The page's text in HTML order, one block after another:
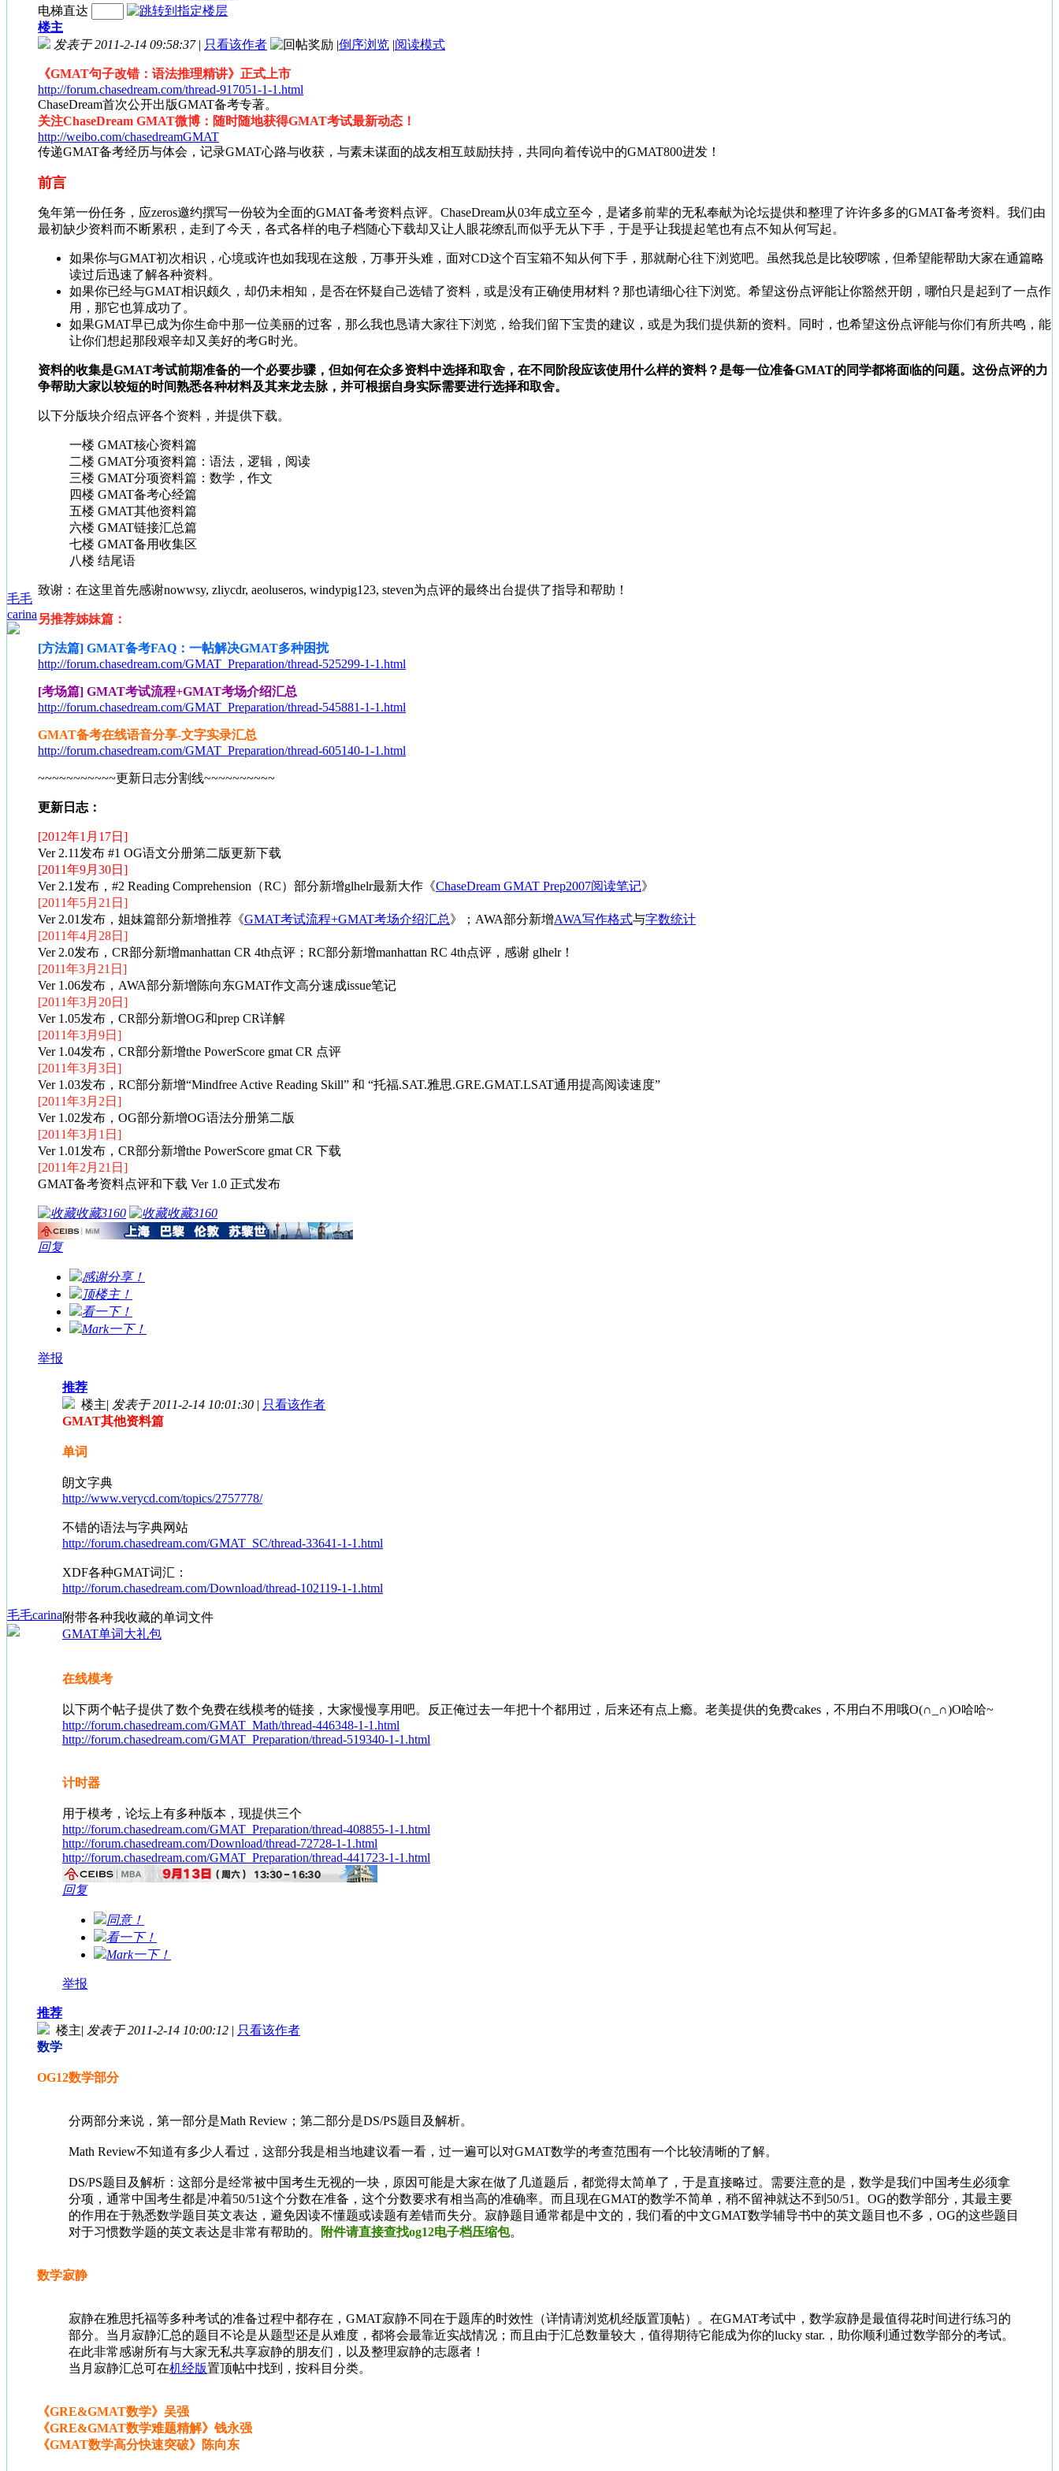
毛毛
carina
电梯直达
楼主
发表于 2011-2-14 09:58:37 | 只看该作者 |倒序浏览 |阅读模式
《GMAT句子改错：语法推理精讲》正式上市
http://forum.chasedream.com/thread-917051-1-1.html
ChaseDream首次公开出版GMAT备考专著。
关注ChaseDream GMAT微博：随时随地获得GMAT考试最新动态！
http://weibo.com/chasedreamGMAT
传递GMAT备考经历与体会，记录GMAT心路与收获，与素未谋面的战友相互鼓励扶持，共同向着传说中的GMAT800进发！
前言
兔年第一份任务，应zeros邀约撰写一份较为全面的GMAT备考资料点评。ChaseDream从03年成立至今，是诸多前辈的无私奉献为论坛提供和整理了许许多多的GMAT备考资料。我们由
最初缺少资料而不断累积，走到了今天，各式各样的电子档随心下载却又让人眼花缭乱而似乎无从下手，于是乎让我提起笔也有点不知从何写起。
如果你与GMAT初次相识，心境或许也如我现在这般，万事开头难，面对CD这个百宝箱不知从何下手，那就耐心往下浏览吧。虽然我总是比较啰嗦，但希望能帮助大家在通篇略
读过后迅速了解各种资料。
如果你已经与GMAT相识颇久，却仍未相知，是否在怀疑自己选错了资料，或是没有正确使用材料？那也请细心往下浏览。希望这份点评能让你豁然开朗，哪怕只是起到了一点作
用，那它也算成功了。
如果GMAT早已成为你生命中那一位美丽的过客，那么我也恳请大家往下浏览，给我们留下宝贵的建议，或是为我们提供新的资料。同时，也希望这份点评能与你们有所共鸣，能
让你们想起那段艰辛却又美好的考G时光。
资料的收集是GMAT考试前期准备的一个必要步骤，但如何在众多资料中选择和取舍，在不同阶段应该使用什么样的资料？是每一位准备GMAT的同学都将面临的问题。这份点评的力
争帮助大家以较短的时间熟悉各种材料及其来龙去脉，并可根据自身实际需要进行选择和取舍。
以下分版块介绍点评各个资料，并提供下载。
一楼 GMAT核心资料篇
二楼 GMAT分项资料篇：语法，逻辑，阅读
三楼 GMAT分项资料篇：数学，作文
四楼 GMAT备考心经篇
五楼 GMAT其他资料篇
六楼 GMAT链接汇总篇
七楼 GMAT备用收集区
八楼 结尾语
致谢：在这里首先感谢nowwsy, zliycdr, aeoluseros, windypig123, steven为点评的最终出台提供了指导和帮助！
另推荐姊妹篇：
[方法篇] GMAT备考FAQ：一帖解决GMAT多种困扰
http://forum.chasedream.com/GMAT_Preparation/thread-525299-1-1.html
[考场篇] GMAT考试流程+GMAT考场介绍汇总
http://forum.chasedream.com/GMAT_Preparation/thread-545881-1-1.html
GMAT备考在线语音分享-文字实录汇总
http://forum.chasedream.com/GMAT_Preparation/thread-605140-1-1.html
~~~~~~~~~~~更新日志分割线~~~~~~~~~~
更新日志：
[2012年1月17日]
Ver 2.11发布 #1 OG语文分册第二版更新下载
[2011年9月30日]
Ver 2.1发布，#2 Reading Comprehension（RC）部分新增glhelr最新大作《ChaseDream GMAT Prep2007阅读笔记》
[2011年5月21日]
Ver 2.01发布，姐妹篇部分新增推荐《GMAT考试流程+GMAT考场介绍汇总》；AWA部分新增AWA写作格式与字数统计
[2011年4月28日]
Ver 2.0发布，CR部分新增manhattan CR 4th点评；RC部分新增manhattan RC 4th点评，感谢 glhelr！
[2011年3月21日]
Ver 1.06发布，AWA部分新增陈向东GMAT作文高分速成issue笔记
[2011年3月20日]
Ver 1.05发布，CR部分新增OG和prep CR详解
[2011年3月9日]
Ver 1.04发布，CR部分新增the PowerScore gmat CR 点评
[2011年3月3日]
Ver 1.03发布，RC部分新增“Mindfree Active Reading Skill” 和 “托福.SAT.雅思.GRE.GMAT.LSAT通用提高阅读速度”
[2011年3月2日]
Ver 1.02发布，OG部分新增OG语法分册第二版
[2011年3月1日]
Ver 1.01发布，CR部分新增the PowerScore gmat CR 下载
[2011年2月21日]
GMAT备考资料点评和下载 Ver 1.0 正式发布
收藏3160 收藏3160
回复
感谢分享！
顶楼主！
看一下！
Mark一下！
举报
毛毛carina
推荐
楼主| 发表于 2011-2-14 10:01:30 | 只看该作者
GMAT其他资料篇
单词
朗文字典
http://www.verycd.com/topics/2757778/
不错的语法与字典网站
http://forum.chasedream.com/GMAT_SC/thread-33641-1-1.html
XDF各种GMAT词汇：
http://forum.chasedream.com/Download/thread-102119-1-1.html
附带各种我收藏的单词文件
GMAT单词大礼包
在线模考
以下两个帖子提供了数个免费在线模考的链接，大家慢慢享用吧。反正俺过去一年把十个都用过，后来还有点上瘾。老美提供的免费cakes，不用白不用哦O(∩_∩)O哈哈~
http://forum.chasedream.com/GMAT_Math/thread-446348-1-1.html
http://forum.chasedream.com/GMAT_Preparation/thread-519340-1-1.html
计时器
用于模考，论坛上有多种版本，现提供三个
http://forum.chasedream.com/GMAT_Preparation/thread-408855-1-1.html
http://forum.chasedream.com/Download/thread-72728-1-1.html
http://forum.chasedream.com/GMAT_Preparation/thread-441723-1-1.html
回复
同意！
看一下！
Mark一下！
举报
推荐
楼主| 发表于 2011-2-14 10:00:12 | 只看该作者
数学
OG12数学部分
分两部分来说，第一部分是Math Review；第二部分是DS/PS题目及解析。
Math Review不知道有多少人看过，这部分我是相当地建议看一看，过一遍可以对GMAT数学的考查范围有一个比较清晰的了解。
DS/PS题目及解析：这部分是经常被中国考生无视的一块，原因可能是大家在做了几道题后，都觉得太简单了，于是直接略过。需要注意的是，数学是我们中国考生必须拿
分项，通常中国考生都是冲着50/51这个分数在准备，这个分数要求有相当高的准确率。而且现在GMAT的数学不简单，稍不留神就达不到50/51。OG的数学部分，其最主要
的作用在于熟悉数学题目英文表达，避免因读不懂题或读题有差错而失分。寂静题目通常都是中文的，我们看的中文GMAT数学辅导书中的英文题目也不多，OG的这些题目
对于习惯数学题的英文表达是非常有帮助的。
附件请直接查找og12电子档压缩包。
数学寂静
寂静在雅思托福等多种考试的准备过程中都存在，GMAT寂静不同在于题库的时效性（详情请浏览机经版置顶帖）。在GMAT考试中，数学寂静是最值得花时间进行练习的
部分。当月寂静汇总的题目不论是从题型还是从难度，都将会最靠近实战情况；而且由于汇总数量较大，值得期待它能成为你的lucky star.，助你顺利通过数学部分的考试。
在此非常感谢所有与大家无私共享寂静的朋友们，以及整理寂静的志愿者！
当月寂静汇总可在机经版置顶帖中找到，按科目分类。
《GRE&GMAT数学》吴强
《GRE&GMAT数学难题精解》钱永强
《GMAT数学高分快速突破》陈向东